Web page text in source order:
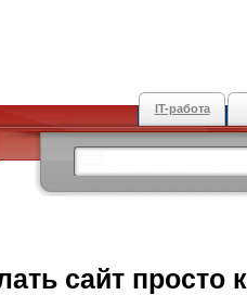
IT-работа
сайт просто